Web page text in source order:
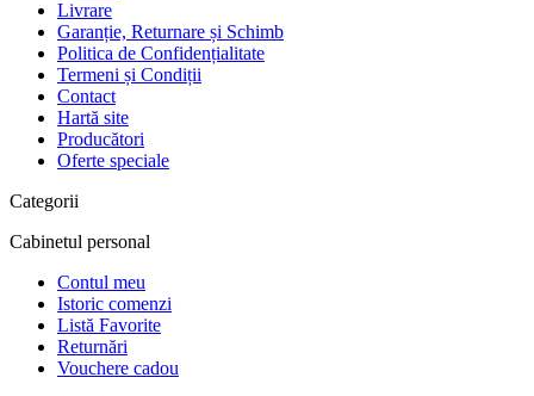
Livrare
Garanție, Returnare și Schimb
Politica de Confidențialitate
Termeni și Condiții
Contact
Hartă site
Producători
Oferte speciale
Categorii
Cabinetul personal
Contul meu
Istoric comenzi
Listă Favorite
Returnări
Vouchere cadou